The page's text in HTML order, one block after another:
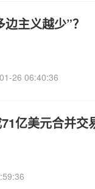
主义越少”？
26 06:40:36
亿美元合并交